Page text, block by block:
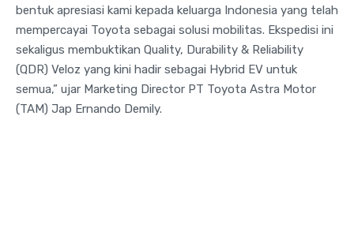
bentuk apresiasi kami kepada keluarga Indonesia yang telah
mempercayai Toyota sebagai solusi mobilitas. Ekspedisi ini
sekaligus membuktikan Quality, Durability & Reliability
(QDR) Veloz yang kini hadir sebagai Hybrid EV untuk
semua,” ujar Marketing Director PT Toyota Astra Motor
(TAM) Jap Ernando Demily.